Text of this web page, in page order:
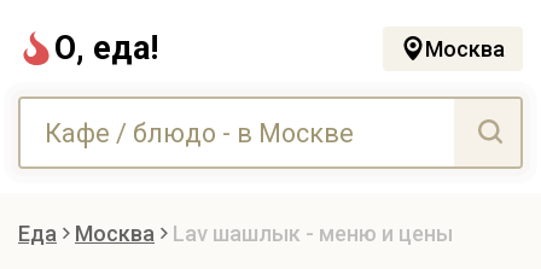
О, еда! Москва
Еда Москва Lav шашлык - меню и цены